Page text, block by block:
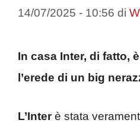
14/07/2025 - 10:56 di
In casa Inter, di fatto,
l’erede di un big
L’Interè stata